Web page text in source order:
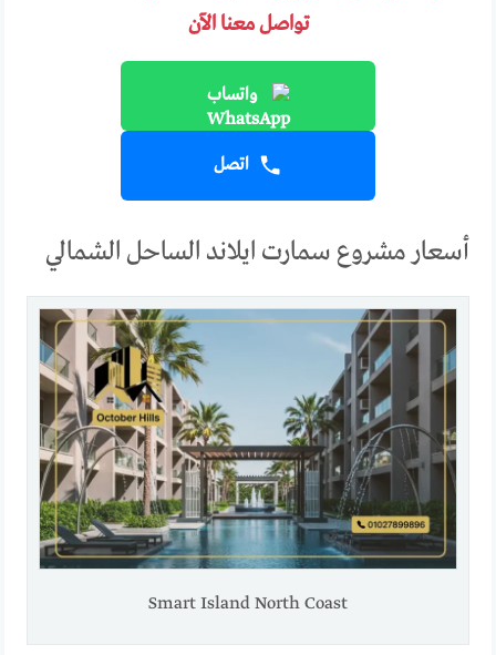
تواصل معنا الآن
واتساب
اتصل
أسعار مشروع سمارت ايلاند الساحل الشمالي
Smart Island North Coast